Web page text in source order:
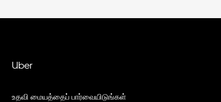
Uber
உதவி மையத்தைப் பார்வையிடுங்கள்